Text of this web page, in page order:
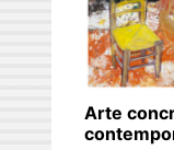
Arte